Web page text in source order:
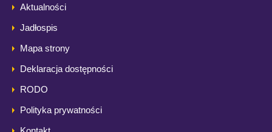
Aktualności
Jadłospis
Mapa strony
Deklaracja dostępności
RODO
Polityka prywatności